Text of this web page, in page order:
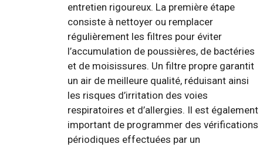
entretien rigoureux. La première étape
consiste à nettoyer ou remplacer
régulièrement les filtres pour éviter
l’accumulation de poussières, de bactéries
et de moisissures. Un filtre propre garantit
un air de meilleure qualité, réduisant ainsi
les risques d’irritation des voies
respiratoires et d’allergies. Il est également
important de programmer des vérifications
périodiques effectuées par un